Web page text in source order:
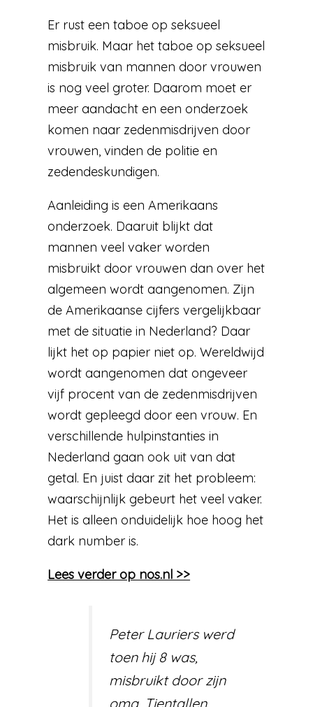
Er rust een taboe op seksueel
misbruik. Maar het taboe op seksueel
misbruik van mannen door vrouwen
is nog veel groter. Daarom moet er
meer aandacht en een onderzoek
komen naar zedenmisdrijven door
vrouwen, vinden de politie en
zedendeskundigen.
Aanleiding is een Amerikaans
onderzoek. Daaruit blijkt dat
mannen veel vaker worden
misbruikt door vrouwen dan over het
algemeen wordt aangenomen. Zijn
de Amerikaanse cijfers vergelijkbaar
met de situatie in Nederland? Daar
lijkt het op papier niet op. Wereldwijd
wordt aangenomen dat ongeveer
vijf procent van de zedenmisdrijven
wordt gepleegd door een vrouw. En
verschillende hulpinstanties in
Nederland gaan ook uit van dat
getal. En juist daar zit het probleem:
waarschijnlijk gebeurt het veel vaker.
Het is alleen onduidelijk hoe hoog het
dark number is.
Lees verder op nos.nl >>
Peter Lauriers werd
toen hij 8 was,
misbruikt door zijn
oma. Tientallen